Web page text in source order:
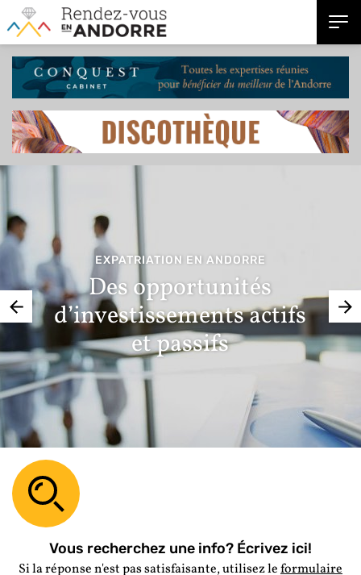
EXPATRIATION EN ANDORRE
Des opportunités
d’investissements actifs
et passifs
Vous recherchez une info? Écrivez ici!
Si la réponse n'est pas satisfaisante, utilisez leformulaire